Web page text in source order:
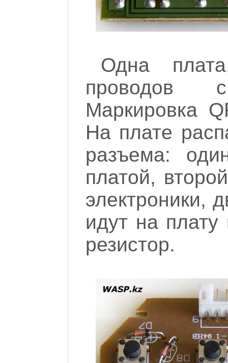
Одна
проводов
Маркировка
На плате
разъема:
платой,
электроники,
идут на
резистор.